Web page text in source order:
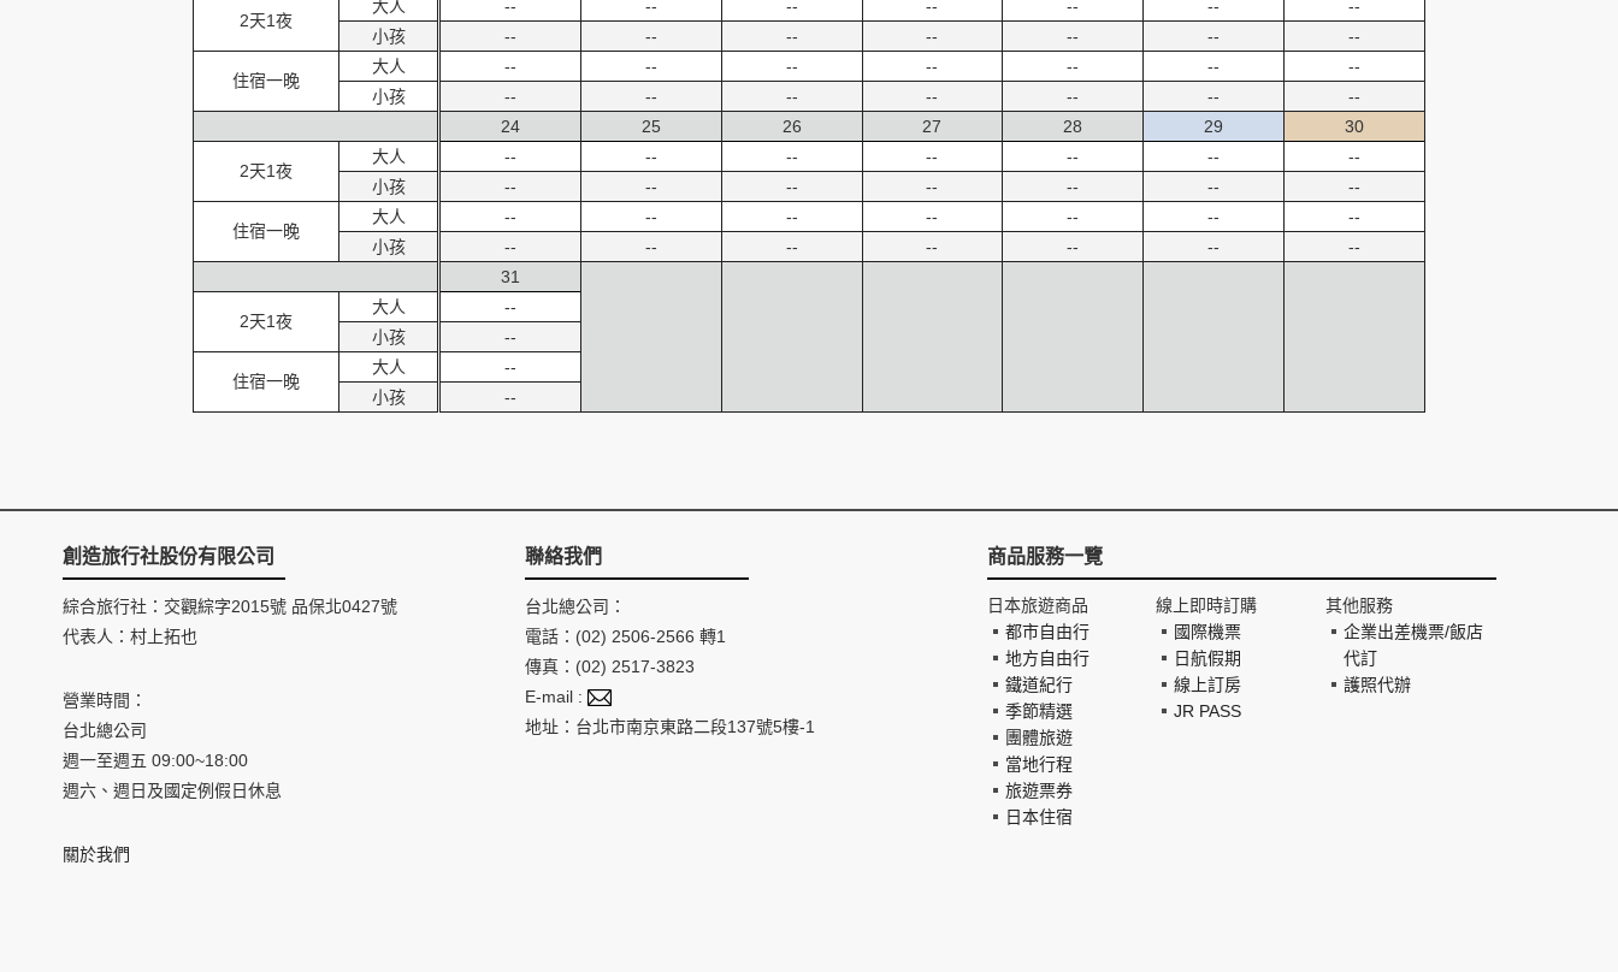
2天1夜
大人
小孩
住宿一晚
大人
小孩
2天1夜
大人
小孩
住宿一晚
大人
小孩
2天1夜
大人
小孩
住宿一晚
大人
小孩
--
--
--
--
--
--
--
--
--
--
--
--
--
--
--
--
--
--
--
--
--
--
--
--
--
--
--
--
24
--
--
--
--
25
--
--
--
--
26
--
--
--
--
27
--
--
--
--
28
--
--
--
--
29
--
--
--
--
30
--
--
--
--
31
--
--
--
--
創造旅行社股份有限公司
綜合旅行社：交觀綜字2015號 品保北0427號
代表人：村上拓也
營業時間：
台北總公司
週一至週五 09:00~18:00
週六、週日及國定例假日休息
關於我們
聯絡我們
台北總公司：
電話：(02) 2506-2566 轉1
傳真：(02) 2517-3823
E-mail :
地址：台北市南京東路二段137號5樓-1
商品服務一覽
日本旅遊商品
都市自由行
地方自由行
鐵道紀行
季節精選
團體旅遊
當地行程
旅遊票券
日本住宿
線上即時訂購
國際機票
日航假期
線上訂房
JR PASS
其他服務
企業出差機票/飯店
代訂
護照代辦